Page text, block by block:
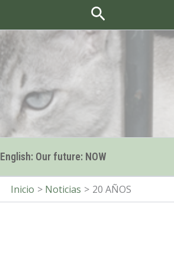
Buscar
English: Our future: NOW
Inicio Noticias 20 AÑOS